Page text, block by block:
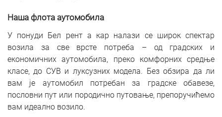
Наша флота аутомобила
У понуди Бел рент а кар налази се широк спектар
возила за све врсте потреба – од градских и
економичних аутомобила, преко комфорних средње
класе, до СУВ и луксузних модела. Без обзира да ли
вам је аутомобил потребан за градске обавезе,
пословни пут или породично путовање, препоручићемо
вам идеално возило.